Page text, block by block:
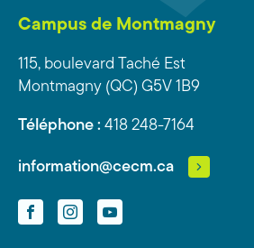
Campus de Montmagny
115, boulevard Taché Est
Montmagny (QC) G5V 1B9
Téléphone : 418 248-7164
information@cecm.ca
FacebookInstagramYouTube